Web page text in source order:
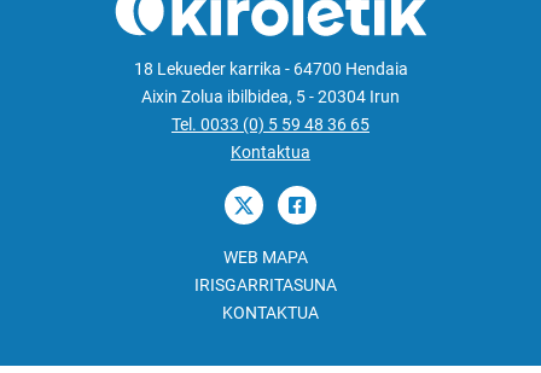
18 Lekueder karrika - 64700 Hendaia
Aixin Zolua ibilbidea, 5 - 20304 Irun
Tel. 0033 (0) 5 59 48 36 65
Kontaktua
WEB MAPA
IRISGARRITASUNA
KONTAKTUA